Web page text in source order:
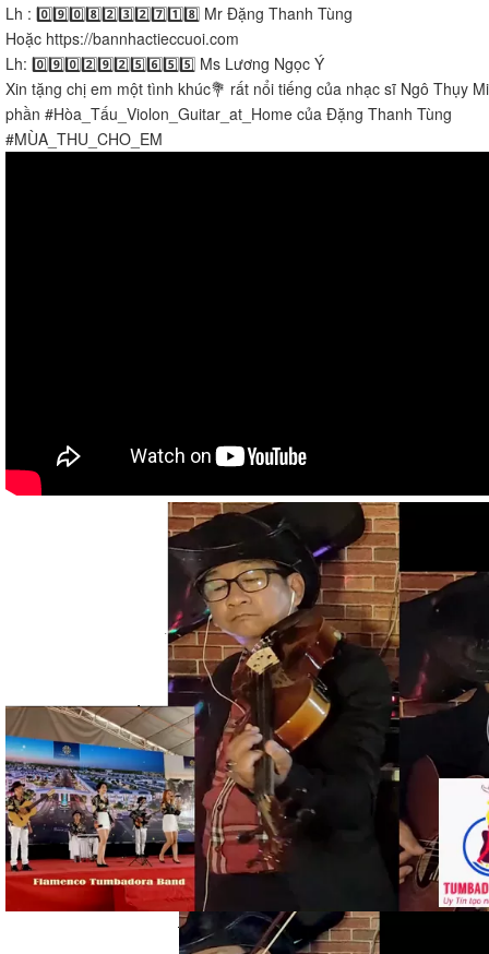
Lh : 0️⃣9️⃣0️⃣8️⃣2️⃣3️⃣2️⃣7️⃣1️⃣8️⃣ Mr Đặng Thanh Tùng
Hoặc https://bannhactieccuoi.com​​​​
Lh: 0️⃣9️⃣0️⃣2️⃣9️⃣2️⃣5️⃣6️⃣5️⃣5️⃣ Ms Lương Ngọc Ý
Xin tặng chị em một tình khúc💐 rất nổi tiếng của nhạc sĩ Ngô Thụy
phần #Hòa_Tấu_Violon_Guitar_at_Home của Đặng Thanh Tùng
#MÙA_THU_CHO_EM